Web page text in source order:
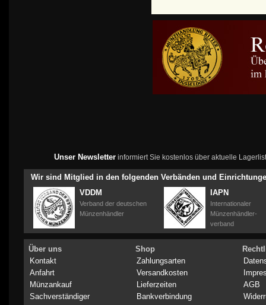
Unser Newsletterinformiert Sie kostenlos über aktuelle
Wir sind Mitglied in den folgenden Verbänden und
VDDM
Verband der deutschen
Münzenhändler
IAPN
Internationaler
Münzenhändler-
verband
Über uns
Kontakt
Anfahrt
Münzankauf
Sachverständiger
Shop
Zahlungsarten
Versandkosten
Lieferzeiten
Bankverbindung
AGB